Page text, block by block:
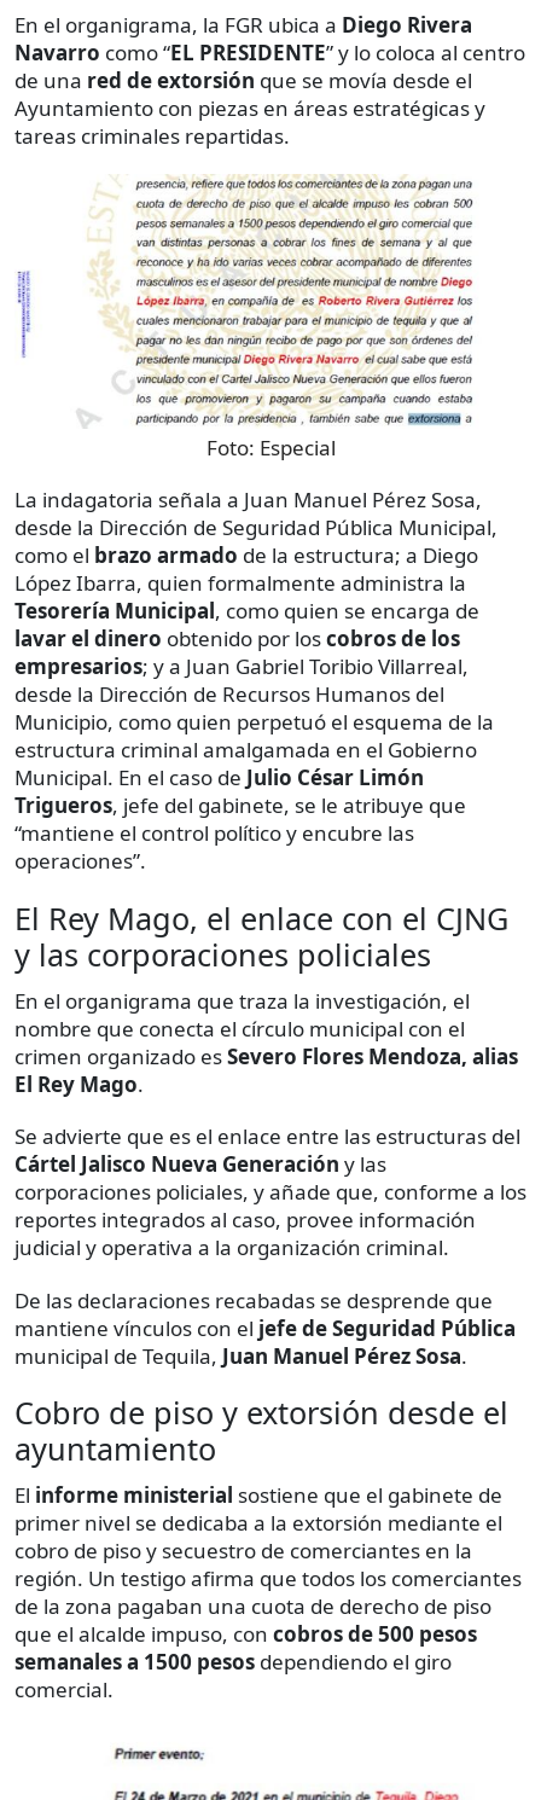
En el organigrama, la FGR ubica a Diego Rivera
Navarro como “EL PRESIDENTE” y lo coloca al centro
de una red de extorsión que se movía desde el
Ayuntamiento con piezas en áreas estratégicas y
tareas criminales repartidas.
Foto: Especial
La indagatoria señala a Juan Manuel Pérez Sosa,
desde la Dirección de Seguridad Pública Municipal,
como el brazo armado de la estructura; a Diego
López Ibarra, quien formalmente administra la
Tesorería Municipal, como quien se encarga de
lavar el dinero obtenido por loscobros de los
empresarios; y a Juan Gabriel Toribio Villarreal,
desde la Dirección de Recursos Humanos del
Municipio, como quien perpetuó el esquema de la
estructura criminal amalgamada en el Gobierno
Municipal. En el caso de Julio César Limón
Trigueros, jefe del gabinete, se le atribuye que
“mantiene el control político y encubre las
operaciones”.
El Rey Mago, el enlace con el CJNG
y las corporaciones policiales
En el organigrama que traza la investigación, el
nombre que conecta el círculo municipal con el
crimen organizado esSevero Flores Mendoza, alias
El Rey Mago.
Se advierte que es el enlace entre las estructuras del
Cártel Jalisco Nueva Generación y las
corporaciones policiales, y añade que, conforme a los
reportes integrados al caso, provee información
judicial y operativa a la organización criminal.
De las declaraciones recabadas se desprende que
mantiene vínculos con el jefe de Seguridad Pública
municipal de Tequila, Juan Manuel Pérez Sosa.
Cobro de piso y extorsión desde el
ayuntamiento
El informe ministerial sostiene que el gabinete de
primer nivel se dedicaba a la extorsión mediante el
cobro de piso y secuestro de comerciantes en la
región. Un testigo afirma que todos los comerciantes
de la zona pagaban una cuota de derecho de piso
que el alcalde impuso, con cobros de 500 pesos
semanales a 1500 pesos dependiendo el giro
comercial.